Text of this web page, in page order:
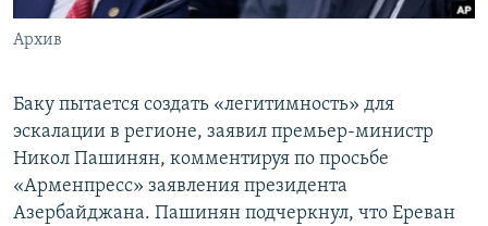
Архив
Баку пытается создать «легитимность» для
эскалации в регионе, заявил премьер-министр
Никол Пашинян, комментируя по просьбе
«Арменпресс» заявления президента
Азербайджана. Пашинян подчеркнул, что Ереван